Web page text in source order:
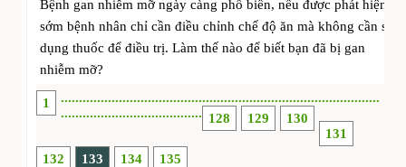
Bệnh gan nhiễm mỡ ngày càng phổ biến, nếu được phát hiện
sớm bệnh nhân chỉ cần điều chỉnh chế độ ăn mà không cần sử
dụng thuốc để điều trị. Làm thế nào để biết bạn đã bị gan
nhiễm mỡ?
1 ........................................................................................
....................................... 128 129
130
131
132
133 134 135